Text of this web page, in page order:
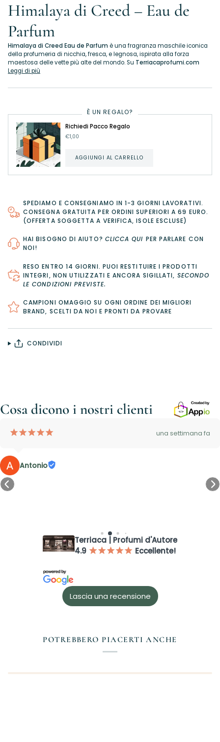
Himalaya di Creed – Eau de
Parfum
Himalaya di Creed Eau de Parfum è una fragranza maschile iconica
della profumeria di nicchia, fresca, e legnosa, ispirata alla forza
maestosa delle vette più alte del mondo. Su Terriacaprofumi.com
Leggi di più
È UN REGALO?
Richiedi Pacco Regalo
€1,00
AGGIUNGI AL CARRELLO
SPEDIAMO E CONSEGNIAMO IN 1-3 GIORNI LAVORATIVI.
CONSEGNA GRATUITA PER ORDINI SUPERIORI A 69 EURO.
(OFFERTA SOGGETTA A VERIFICA, ISOLE ESCLUSE)
HAI BISOGNO DI AIUTO? CLICCA QUI PER PARLARE CON
NOI!
RESO ENTRO 14 GIORNI. PUOI RESTITUIRE I PRODOTTI
INTEGRI, NON UTILIZZATI E ANCORA SIGILLATI, SECONDO
LE CONDIZIONI PREVISTE.
CAMPIONI OMAGGIO SU OGNI ORDINE DEI MIGLIORI
BRAND, SCELTI DA NOI E PRONTI DA PROVARE
CONDIVIDI
Cosa dicono i nostri clienti
¡¡¡¡¡ una settimana fa
Antonio
Terriaca | Profumi d'Autore
4.9 ¡¡¡¡¡ Eccellente!
Lascia una recensione
POTREBBERO PIACERTI ANCHE
Accesso richiesto
Accedi al tuo account per aggiungere prodotti alla tua lista
dei desideri e visualizzare gli articoli salvati in precedenza.